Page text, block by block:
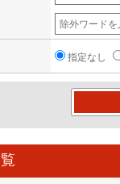
指定なし